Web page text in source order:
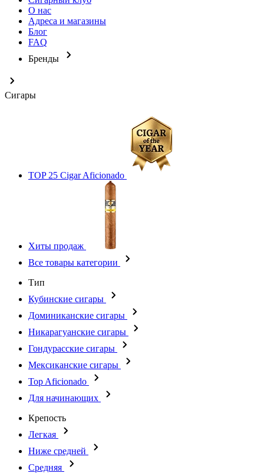
О нас
Адреса и магазины
Блог
FAQ
Бренды
Сигары
TOP 25 Cigar Aficionado
Хиты продаж
Все товары категории
Тип
Кубинские сигары
Доминиканские сигары
Никарагуанские сигары
Гондурасские сигары
Мексиканские сигары
Top Aficionado
Для начинающих
Крепость
Легкая
Ниже средней
Средняя